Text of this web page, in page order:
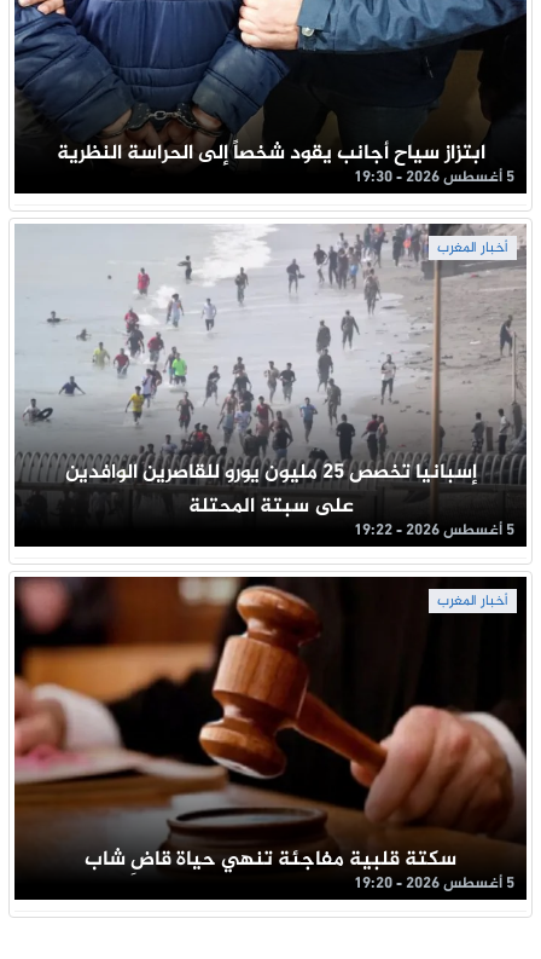
ابتزاز سياح أجانب يقود شخصاً إلى الحراسة النظرية
5 أغسطس 2026 - 19:30
أخبار المغرب
إسبانيا تخصص 25 مليون يورو للقاصرين الوافدين
على سبتة المحتلة
5 أغسطس 2026 - 19:22
أخبار المغرب
سكتة قلبية مفاجئة تنهي حياة قاضِ شاب
5 أغسطس 2026 - 19:20